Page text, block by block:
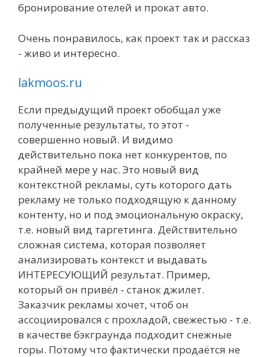
бронирование отелей и прокат авто.
Очень понравилось, как проект так и рассказ
- живо и интересно.
lakmoos.ru
Если предыдущий проект обобщал уже
полученные результаты, то этот -
совершенно новый. И видимо
действительно пока нет конкурентов, по
крайней мере у нас. Это новый вид
контекстной рекламы, суть которого дать
рекламу не только подходящую к данному
контенту, но и под эмоциональную окраску,
т.е. новый вид таргетинга. Действительно
сложная система, которая позволяет
анализировать контекст и выдавать
ИНТЕРЕСУЮЩИЙ результат. Пример,
который он привёл - станок джилет.
Заказчик рекламы хочет, чтоб он
ассоциировался с прохладой, свежестью - т.е.
в качестве бэкграунда подходит снежные
горы. Потому что фактически продаётся не